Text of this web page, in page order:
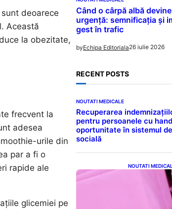
deoarece
Această
la obezitate,
frecvent la
adesea
urile din
par a fi o
rapide ale
glicemiei pe
Când o cârpă albă
urgență: semnificația și
gest în trafic
byEchipa Editoriala26 iulie 2026
RECENT POSTS
NOUTATI MEDICALE
Recuperarea
pentru persoanele cu
oportunitate în sistemul
socială
NOUTATI
analiză
legate de